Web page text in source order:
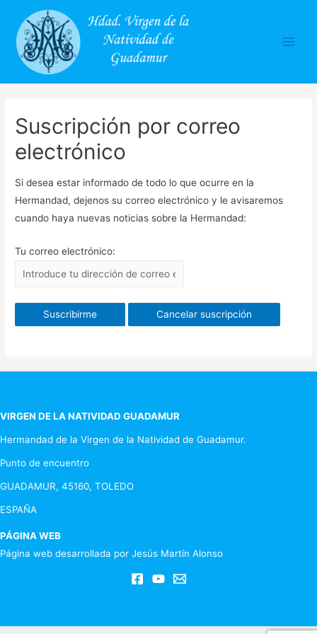
Suscripción por correo
electrónico
Si desea estar informado de todo lo que ocurre en la
Hermandad, dejenos su correo electrónico y le avisaremos
cuando haya nuevas noticias sobre la Hermandad:
Tu correo electrónico:
VIRGEN DE LA NATIVIDAD GUADAMUR
Hermandad de la Virgen de la Natividad de Guadamur.
Punto de encuentro
GUADAMUR, 45160, TOLEDO
ESPAÑA
PÁGINA WEB
Página web desarrollada por Jesús Martín Alonso